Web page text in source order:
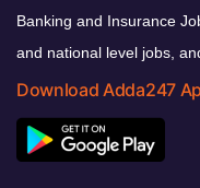
Banking and Insurance
and national level jobs,
Download Adda247